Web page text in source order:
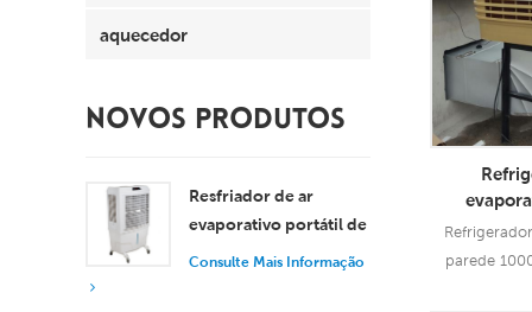
aquecedor
NOVOS PRODUTOS
Resfriador de ar
evaporativo portátil de
8000 m³/h com
Consulte Mais Informação
fluxo de
parede